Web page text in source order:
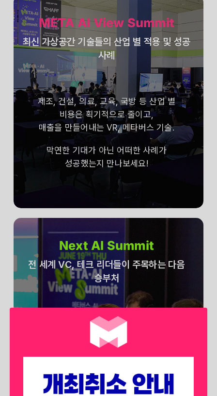
META AI View Summit
최신 가상공간 기술들의 산업 별 적용 및 성공
사례
제조, 건설, 의료, 교육, 국방 등 산업 별
비용은 획기적으로 줄이고,
매출을 만들어내는 VR, 메타버스 기술.
막연한 기대가 아닌 어떠한 사례가
성공했는지 만나보세요!
Next AI Summit
전 세계 VC, 테크 리더들이 주목하는 다음
승부처
전 세계 벤처 캐피탈, 테크 리더들은
어떤 분야에 승부를 던지고 있을 까요?
생성형 AI를 넘어 에이전트 AI, 피지컬
AI 등
차후 시장에서 각광받을 확실한 미래를